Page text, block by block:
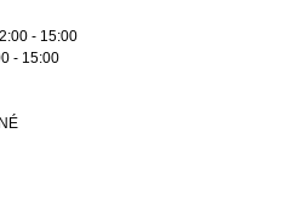
- 15:00
- 15:00